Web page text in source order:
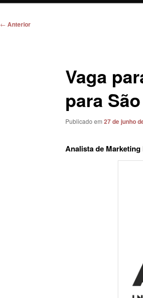
Navegação
← Anterior
Vaga
para
Publicado em 27 de junho
Analista de